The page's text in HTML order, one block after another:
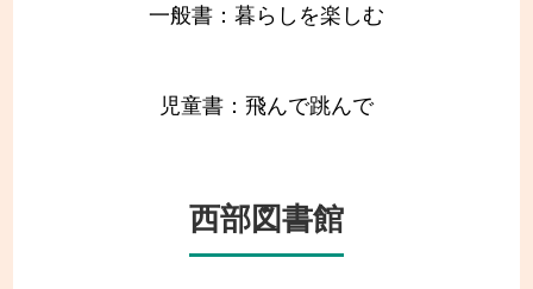
一般書：暮らしを楽しむ
児童書：飛んで跳んで
西部図書館